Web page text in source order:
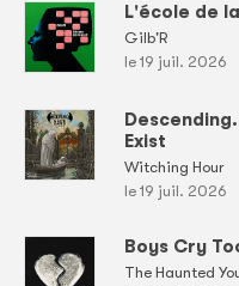
L'école de
Gilb'R
le 19 juil. 2026
Exist
Witching Hour
le 19 juil. 2026
Boys Cry
The Haunted